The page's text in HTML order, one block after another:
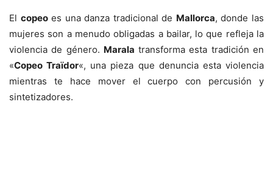
El copeoes una danza tradicional de Mallorca, donde las
mujeres son a menudo obligadas a bailar, lo que refleja la
violencia de género. Marala transforma esta tradición en
«Copeo Traïdor«, una pieza que denuncia esta violencia
mientras te hace mover el cuerpo con percusión y
sintetizadores.